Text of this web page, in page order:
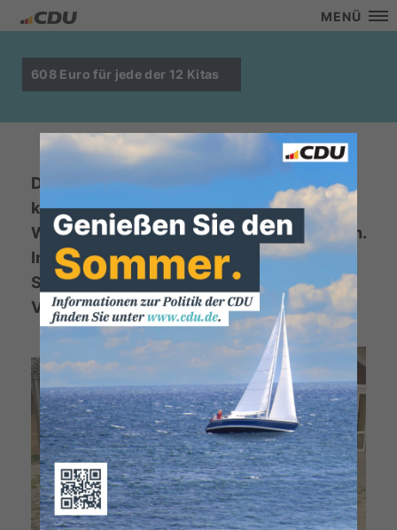
MENÜ
608 Euro für jede der 12 Kitas
Die CDU und die Junge Union Versmolds
konnten jetzt die Spenden von der
Weihnachtsbaumsammelaktion übergeben.
Insgesamt 7302 Euro landeten auf dem
Spendenkonto, so dass jede Kita
Versmolds 608 Euro erhielt.